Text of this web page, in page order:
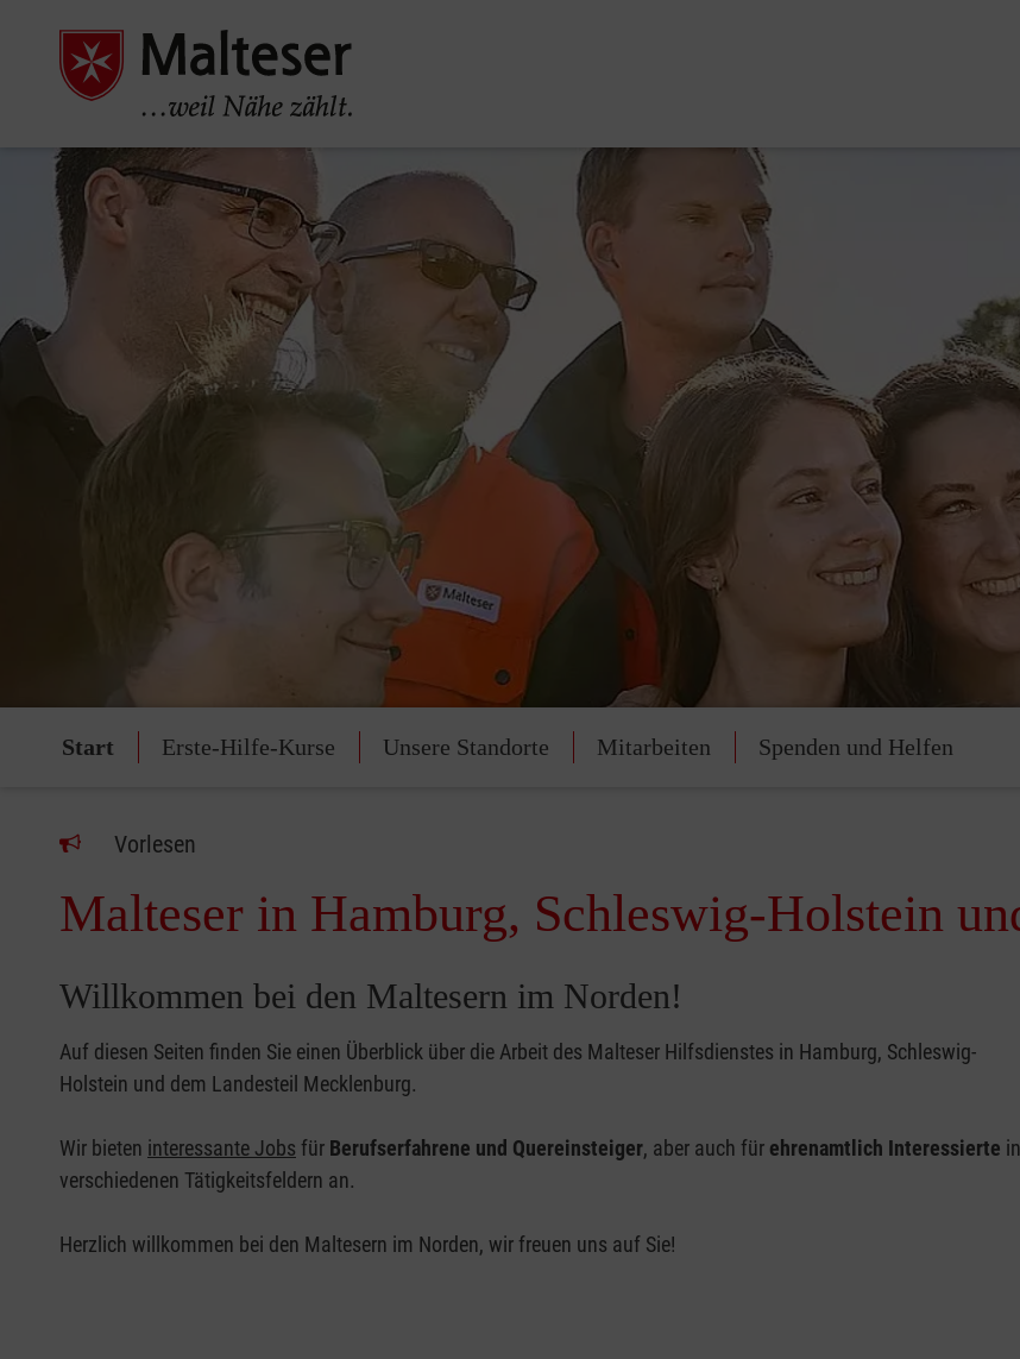
Start Erste-Hilfe-Kurse Unsere Standorte Mitarbeiten Spenden und Helfen
Vorlesen
Malteser in Hamburg, Schleswig-Holstein
Willkommen bei den Maltesern im Norden!
Auf diesen Seiten finden Sie einen Überblick über die Arbeit des Malteser Hilfsdienstes in Hamburg, Schleswig-
Holstein und dem Landesteil Mecklenburg.
Wir bieten interessante Jobs für Berufserfahrene und Quereinsteiger, aber auch für ehrenamtlich Interessierte in
verschiedenen Tätigkeitsfeldern an.
Herzlich willkommen bei den Maltesern im Norden, wir freuen uns auf Sie!